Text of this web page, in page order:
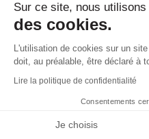
Télécommande filaire Rec /
Sur ce site, nous utilisons
des cookies.
L'utilisation de cookies sur un
doit, au préalable, être déclaré à
Lire la politique de confidentialité
Consentements
Je choisis